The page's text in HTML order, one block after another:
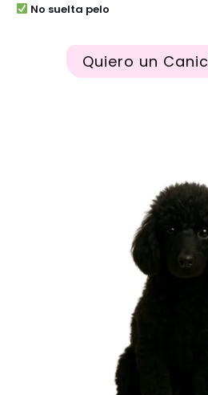
No suelta pelo
Quiero un